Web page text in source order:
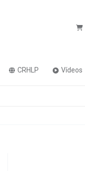
CRHLP Vídeos